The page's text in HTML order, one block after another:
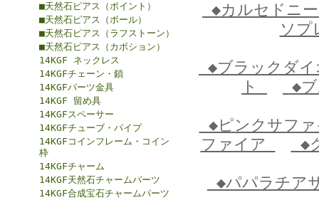
■天然石ピアス（ポイント）
■天然石ピアス（ボール）
■天然石ピアス（ラフストーン）
■天然石ピアス（カボション）
14KGF ネックレス
14KGFチェーン・鎖
14KGFパーツ金具
14KGF 留め具
14KGFスペーサー
14KGFチューブ・パイプ
14KGFコインフレーム・コイン
枠
14KGFチャーム
14KGF天然石チャームパーツ
14KGF合成宝石チャームパーツ
◆カルセドニ
ソ
◆ブラックダ
ト
◆
◆ピンクサフ
ファイア
◆
◆パパラチア